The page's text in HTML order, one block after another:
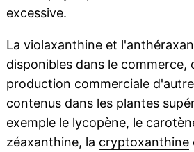
excessive.
La violaxanthine et
disponibles dans le commerce,
production commerciale
contenus dans les plantes
exemple le lycopène, le
zéaxanthine, la cryptoxanthine